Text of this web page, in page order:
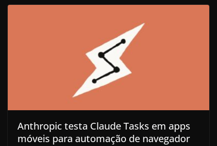
Anthropic testa Claude Tasks em apps
móveis para automação de navegador